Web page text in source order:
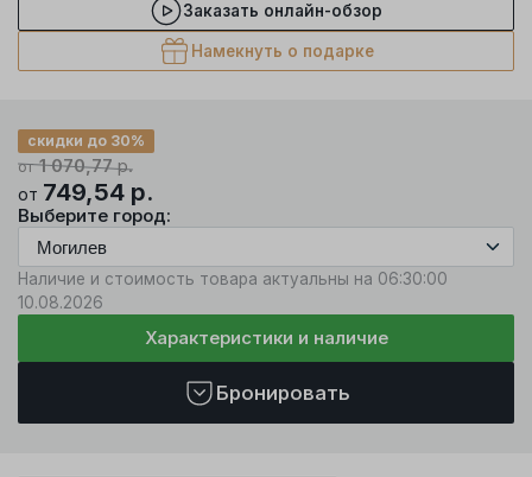
Заказать онлайн-обзор
Намекнуть о подарке
от1 070,77р.
скидки до 30%
от 749,54 р.
Выберите город:
Наличие и стоимость товара актуальны на 06:30:00
10.08.2026
Характеристики и наличие
Бронировать